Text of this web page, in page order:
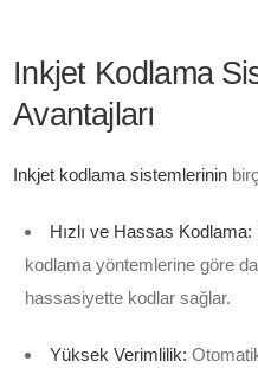
Inkjet Kodlama
Avantajları
Inkjet kodlama sistemlerinin
Hızlı ve Hassas Kodlama:
kodlama yöntemlerine göre
hassasiyette kodlar sağlar.
Yüksek Verimlilik: